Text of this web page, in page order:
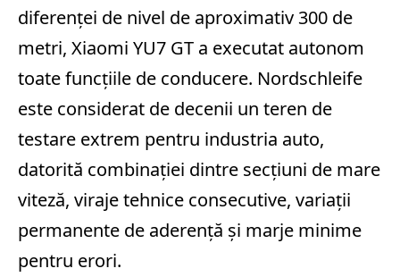
diferenței de nivel de aproximativ 300 de
metri, Xiaomi YU7 GT a executat autonom
toate funcțiile de conducere. Nordschleife
este considerat de decenii un teren de
testare extrem pentru industria auto,
datorită combinației dintre secțiuni de mare
viteză, viraje tehnice consecutive, variații
permanente de aderență și marje minime
pentru erori.